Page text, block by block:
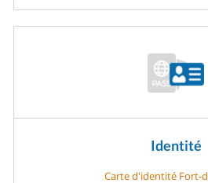
Identité
Carte d'identité Fort-